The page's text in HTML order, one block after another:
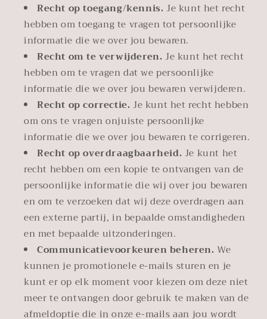
Recht op toegang/kennis.Je kunt het recht
hebben om toegang te vragen tot persoonlijke
informatie die we over jou bewaren.
Recht om te verwijderen.Je kunt het recht
hebben om te vragen dat we persoonlijke
informatie die we over jou bewaren verwijderen.
Recht op correctie.Je kunt het recht hebben
om ons te vragen onjuiste persoonlijke
informatie die we over jou bewaren te corrigeren.
Recht op overdraagbaarheid.Je kunt het
recht hebben om een kopie te ontvangen van de
persoonlijke informatie die wij over jou bewaren
en om te verzoeken dat wij deze overdragen aan
een externe partij, in bepaalde omstandigheden
en met bepaalde uitzonderingen.
Communicatievoorkeuren beheren. We
kunnen je promotionele e-mails sturen en je
kunt er op elk moment voor kiezen om deze niet
meer te ontvangen door gebruik te maken van de
afmeldoptie die in onze e-mails aan jou wordt